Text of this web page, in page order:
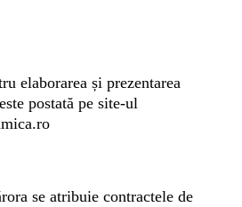
elaborarea și prezentarea
postată pe site-ul
se atribuie contractele de